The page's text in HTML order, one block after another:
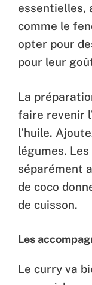
essentielles,
comme le
opter pour
pour leur
La
faire revenir
l’huile.
légumes.
séparément
de coco
de cuisson.
Les
Le curry va